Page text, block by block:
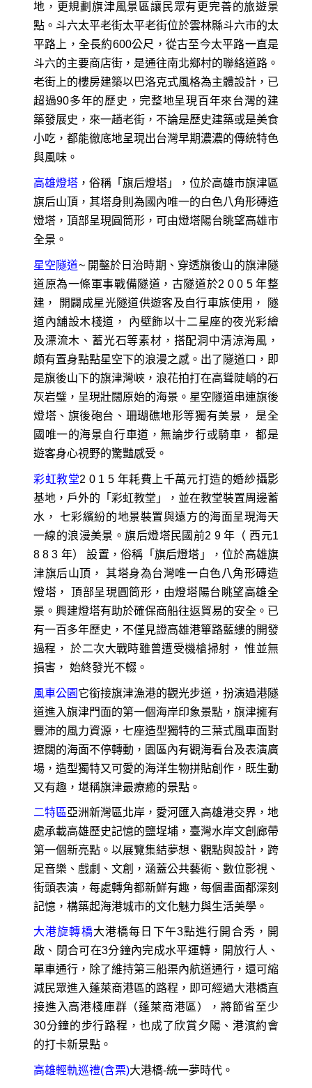
地，更規劃旗津風景區讓民眾有更完善的旅遊景
點。斗六太平老街太平老街位於雲林縣斗六市的太
平路上，全長約600公尺，從古至今太平路一直是
斗六的主要商店街，是通往南北鄉村的聯絡道路。
老街上的樓房建築以巴洛克式風格為主體設計，已
超過90多年的歷史，完整地呈現百年來台灣的建
築發展史，來一趟老街，不論是歷史建築或是美食
小吃，都能徹底地呈現出台灣早期濃濃的傳統特色
與風味。
高雄燈塔，俗稱「旗后燈塔」，位於高雄市旗津區
旗后山頂，其塔身則為國內唯一的白色八角形磚造
燈塔，頂部呈現圓筒形，可由燈塔陽台眺望高雄市
全景。
星空隧道~ 開鑿於日治時期、穿透旗後山的旗津隧
道原為一條軍事戰備隧道，古隧道於2 0 0 5 年整
建， 開闢成星光隧道供遊客及自行車族使用， 隧
道內舖設木棧道， 內壁飾以十二星座的夜光彩繪
及漂流木、蓄光石等素材，搭配洞中清涼海風，
頗有置身點點星空下的浪漫之感。出了隧道口，即
是旗後山下的旗津灣峽，浪花拍打在高聳陡峭的石
灰岩璧，呈現壯闊原始的海景。星空隧道串連旗後
燈塔、旗後砲台、珊瑚礁地形等獨有美景， 是全
國唯一的海景自行車道，無論步行或騎車， 都是
遊客身心視野的驚豔感受。
彩虹教堂2 0 1 5 年耗費上千萬元打造的婚紗攝影
基地，戶外的「彩虹教堂」，並在教堂裝置周邊蓄
水， 七彩繽紛的地景裝置與遠方的海面呈現海天
一線的浪漫美景。旗后燈塔民國前2 9 年（ 西元1
8 8 3 年） 設置，俗稱「旗后燈塔」，位於高雄旗
津旗后山頂， 其塔身為台灣唯一白色八角形磚造
燈塔， 頂部呈現圓筒形，由燈塔陽台眺望高雄全
景。興建燈塔有助於確保商船往返貿易的安全。已
有一百多年歷史，不僅見證高雄港篳路藍縷的開發
過程， 於二次大戰時雖曾遭受機槍掃射， 惟並無
損害， 始終發光不輟。
風車公園 它銜接旗津漁港的觀光步道，扮演過港隧
道進入旗津門面的第一個海岸印象景點，旗津擁有
豐沛的風力資源，七座造型獨特的三葉式風車面對
遼闊的海面不停轉動，園區內有觀海看台及表演廣
場，造型獨特又可愛的海洋生物拼貼創作，既生動
又有趣，堪稱旗津最療癒的景點。
二特區 亞洲新灣區北岸，愛河匯入高雄港交界，地
處承載高雄歷史記憶的鹽埕埔，臺灣水岸文創廊帶
第一個新亮點。以展覽集結夢想、觀點與設計，跨
足音樂、戲劇、文創，涵蓋公共藝術、數位影視、
街頭表演，每處轉角都新鮮有趣，每個畫面都深刻
記憶，構築起海港城市的文化魅力與生活美學。
大港旋轉橋大港橋每日下午3點進行開合秀，開
啟、閉合可在3分鐘內完成水平運轉，開放行人、
單車通行，除了維持第三船渠內航道通行，還可縮
減民眾進入蓬萊商港區的路程，即可經過大港橋直
接進入高港棧庫群（蓬萊商港區），將節省至少
30分鐘的步行路程，也成了欣賞夕陽、港濱約會
的打卡新景點。
高雄輕軌巡禮(含票)大港橋-統一夢時代。